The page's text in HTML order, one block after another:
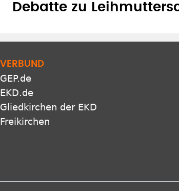
Debatte zu
VERBUND
GEP.de
EKD.de
Gliedkirchen der EKD
Freikirchen